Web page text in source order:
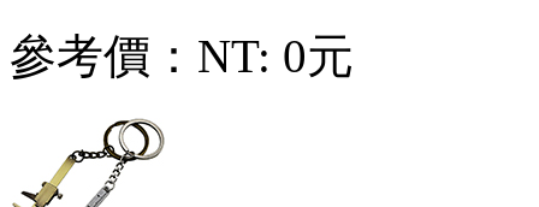
參考價： NT: 0元